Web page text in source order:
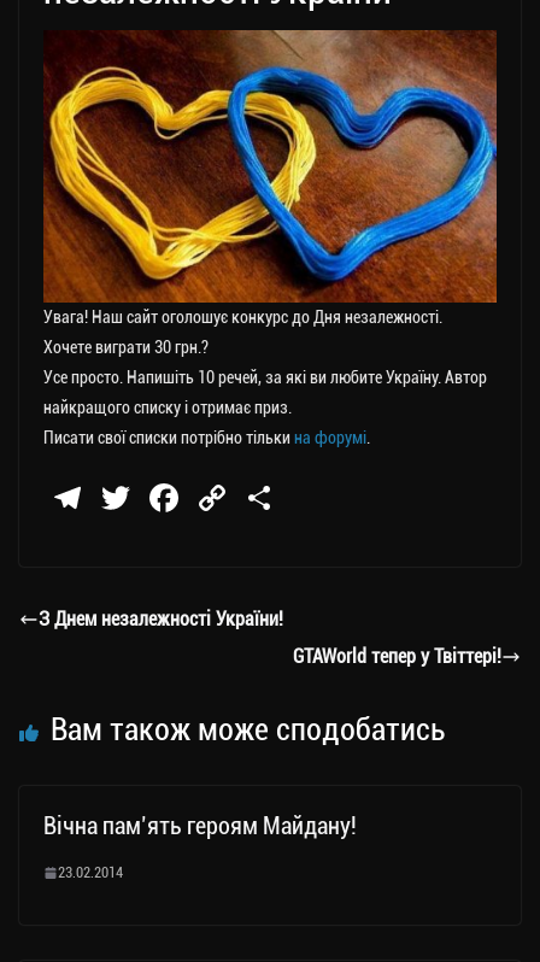
Увага! Наш сайт оголошує конкурс до Дня незалежності.
Хочете виграти 30 грн.?
Усе просто. Напишіть 10 речей, за які ви любите Україну. Автор
найкращого списку і отримає приз.
Писати свої списки потрібно тільки на форумі
Te
a
T
er
Fa
ok
C
Li ли
ти
З Днем незалежності України!
GTAWorld тепер у Твіттері!
Вам також може сподобатись
Вічна пам’ять героям Майдану!
23.02.2014